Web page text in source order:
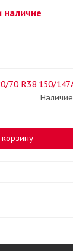
наличие
70 R38 150/